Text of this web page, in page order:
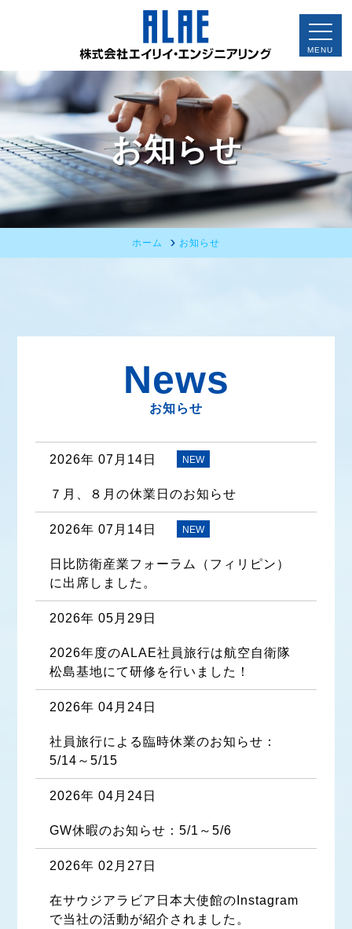
お知らせ
ホーム お知らせ
News
お知らせ
2026年 07月14日 NEW
７月、８月の休業日のお知らせ
2026年 07月14日 NEW
日比防衛産業フォーラム（フィリピン）
に出席しました。
2026年 05月29日
2026年度のALAE社員旅行は航空自衛隊
松島基地にて研修を行いました！
2026年 04月24日
社員旅行による臨時休業のお知らせ：
5/14～5/15
2026年 04月24日
GW休暇のお知らせ：5/1～5/6
2026年 02月27日
在サウジアラビア日本大使館のInstagram
で当社の活動が紹介されました。